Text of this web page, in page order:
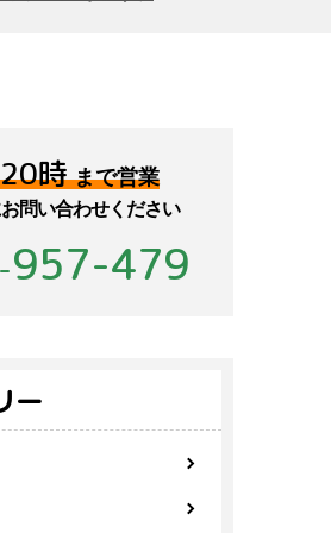
20時まで営業
問い合わせください
957-479
ー